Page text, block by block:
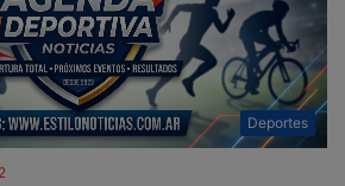
Deportes
2